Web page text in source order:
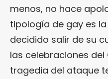
menos, no hace
tipología de gay es
decidido salir de su
las celebraciones del
tragedia del ataque